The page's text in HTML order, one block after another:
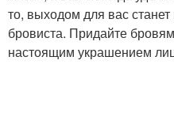
то, выходом для вас
бровиста. Придайте
настоящим украшением